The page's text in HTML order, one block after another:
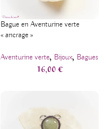
Bague en Aventurine verte
« ancrage »
Aventurine verte, Bijoux, Bagues
16,00€